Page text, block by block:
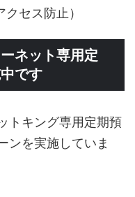
セス防止）
ネット専用定
です
トキング専用定期預
ンを実施していま